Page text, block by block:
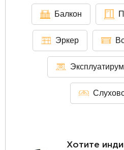
Балкон
Эркер
Хотите